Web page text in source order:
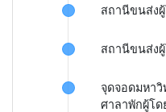
สถานีขนส่ง
สถานีขนส่ง
จุดจอดมหาวิ
ศาลาพักผู้โด